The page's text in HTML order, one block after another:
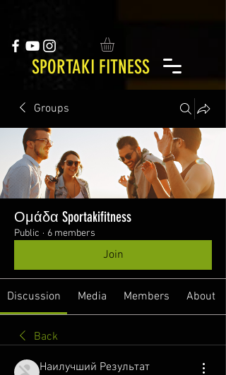
SPORTAKI FITNESS
Groups
Ομάδα Sportakifitness
Public · 6 members
Join
Discussion Media Members About
Back
Наилучший Результат